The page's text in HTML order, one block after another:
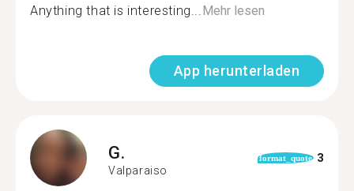
Anything that is interesting...Mehr lesen
App herunterladen
G.
Valparaiso
format_quote 3